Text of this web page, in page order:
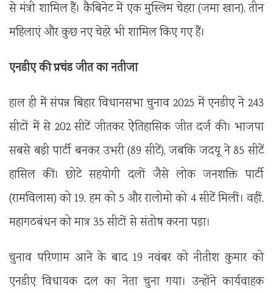
से मंत्री शामिल हैं। कैबिनेट में एक मुस्लिम चेहरा (जमा खान), तीन
महिलाएं और कुछ नए चेहरे भी शामिल किए गए हैं।
एनडीए की प्रचंड जीत का नतीजा
हाल ही में संपन्न बिहार विधानसभा चुनाव 2025 में एनडीए ने 243
सीटों में से 202 सीटें जीतकर ऐतिहासिक जीत दर्ज की। भाजपा
सबसे बड़ी पार्टी बनकर उभरी (89 सीटें), जबकि जदयू ने 85 सीटें
हासिल कीं। छोटे सहयोगी दलों जैसे लोक जनशक्ति पार्टी
(रामविलास) को 19, हम को 5 और रालोमो को 4 सीटें मिलीं। वहीं,
महागठबंधन को मात्र 35 सीटों से संतोष करना पड़ा।
चुनाव परिणाम आने के बाद 19 नवंबर को नीतीश कुमार को
एनडीए विधायक दल का नेता चुना गया। उन्होंने कार्यवाहक